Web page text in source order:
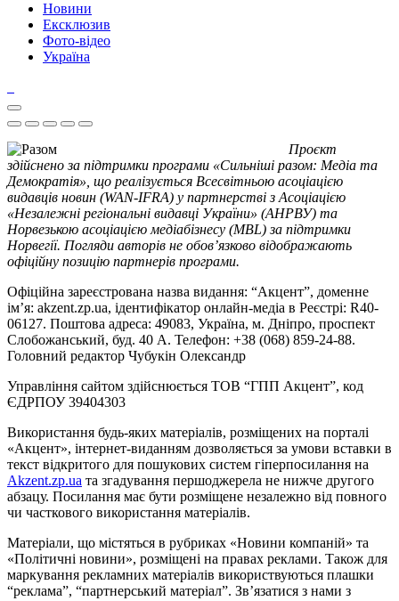
Новини
Ексклюзив
Фото-відео
Україна
Проєкт
здійснено за підтримки програми «Сильніші разом: Медіа та
Демократія», що реалізується Всесвітньою асоціацією
видавців новин (WAN-IFRA) у партнерстві з Асоціацією
«Незалежні регіональні видавці України» (АНРВУ) та
Норвезькою асоціацією медіабізнесу (MBL) за підтримки
Норвегії. Погляди авторів не обов’язково відображають
офіційну позицію партнерів програми.
Офіційна зареєстрована назва видання: “Акцент”, доменне
ім’я: akzent.zp.ua, ідентифікатор онлайн-медіа в Реєстрі: R40-
06127. Поштова адреса: 49083, Україна, м. Дніпро, проспект
Слобожанський, буд. 40 А. Телефон: +38 (068) 859-24-88.
Головний редактор Чубукін Олександр
Управління сайтом здійснюється ТОВ “ГПП Акцент”, код
ЄДРПОУ 39404303
Використання будь-яких матеріалів, розміщених на порталі
«Акцент», інтернет-виданням дозволяється за умови вставки в
текст відкритого для пошукових систем гіперпосилання на
Akzent.zp.ua та згадування першоджерела не нижче другого
абзацу. Посилання має бути розміщене незалежно від повного
чи часткового використання матеріалів.
Матеріали, що містяться в рубриках «Новини компаній» та
«Політичні новини», розміщені на правах реклами. Також для
маркування рекламних матеріалів використвуються плашки
“реклама”, “партнерський матеріал”. Зв’язатися з нами з